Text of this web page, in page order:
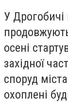
У
осені
західної
споруд
охоплені